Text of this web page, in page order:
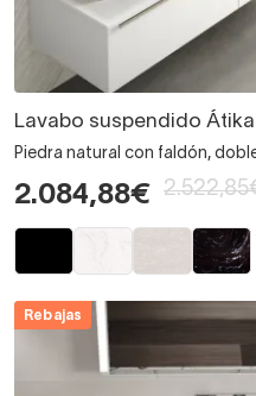
Lavabo suspendido
Piedra natural con faldón,
2.084,88€
Rebajas